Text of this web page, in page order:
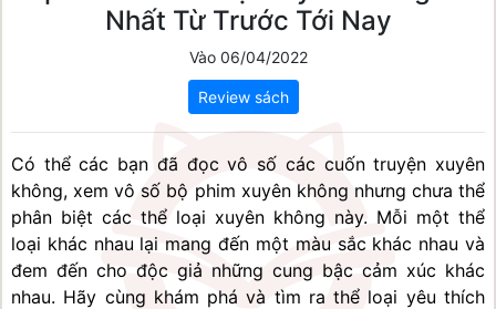
Nhất Từ Trước Tới Nay
Vào 06/04/2022
Review sách
Có thể các bạn đã đọc vô số các cuốn truyện xuyên
không, xem vô số bộ phim xuyên không nhưng chưa thể
phân biệt các thể loại xuyên không này. Mỗi một thể
loại khác nhau lại mang đến một màu sắc khác nhau và
đem đến cho độc giả những cung bậc cảm xúc khác
nhau. Hãy cùng khám phá và tìm ra thể loại yêu thích